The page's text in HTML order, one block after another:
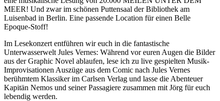
MEER! Und zwar im schönen Puttensaal der Bibliothek am
Luisenbad in Berlin. Eine passende Location für einen Belle
Epoque-Stoff!
Im Lesekonzert entführen wir euch in die fantastische
Unterwasserwelt Jules Vernes: Während vor euren Augen die Bilder
aus der Graphic Novel ablaufen, lese ich zu live gespielten Musik-
Improvisationen Auszüge aus dem Comic nach Jules Vernes
berühmtem Klassiker im Carlsen Verlag und lasse die Abenteuer
Kapitän Nemos und seiner Passagiere zusammen mit Jörg für euch
lebendig werden.